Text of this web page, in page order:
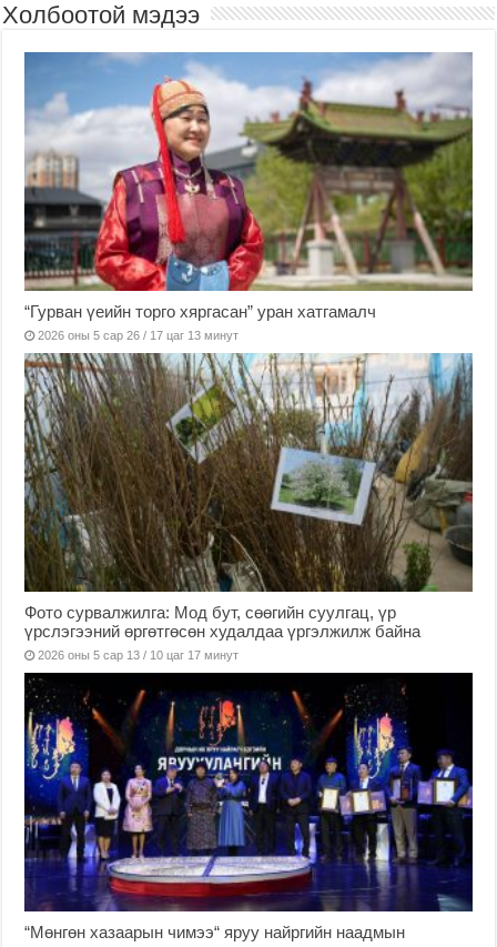
Холбоотой мэдээ
“Гурван үеийн торго хяргасан” уран хатгамалч
2026 оны 5 сар 26 / 17 цаг 13 минут
Фото сурвалжилга: Мод бут, сөөгийн суулгац, үр
үрслэгээний өргөтгөсөн худалдаа үргэлжилж байна
2026 оны 5 сар 13 / 10 цаг 17 минут
“Мөнгөн хазаарын чимээ“ яруу найргийн наадмын